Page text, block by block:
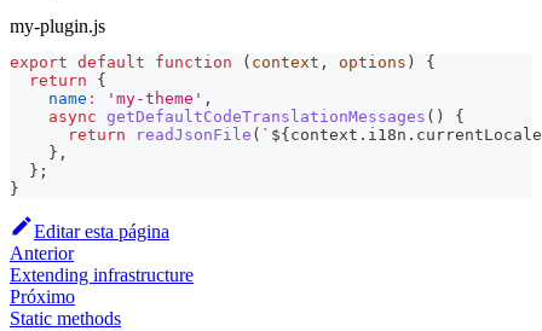
my-plugin.js
export default function ( context , options )
{
return
{
name : 'my-theme' ,
async getDefaultCodeTranslationMessages ( )
{
return
readJsonFile ( ` ${ context . i18n . currentLocale
} ,
} ;
}
Editar esta página
Anterior
Extending infrastructure
Próximo
Static methods